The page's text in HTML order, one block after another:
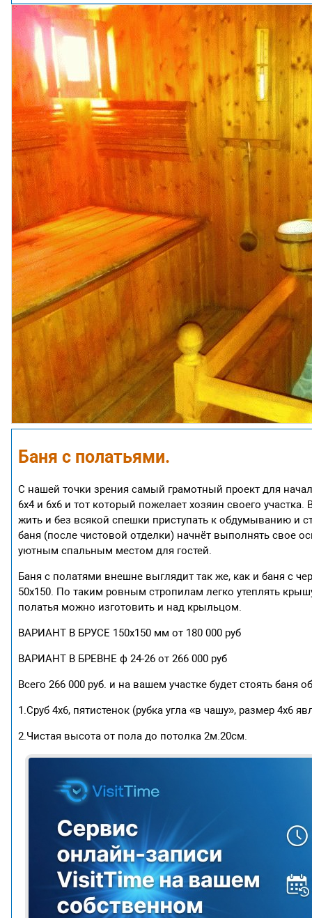
Баня с полатьями.
С нашей точки зрения самый грамотный проект для
6х4 и 6х6 и тот который пожелает хозяин своего
жить и без всякой спешки приступать к обдумыванию и
баня (после чистовой отделки) начнёт выполнять свое
уютным спальным местом для гостей.
Баня с полатями внешне выглядит так же, как и баня с
50х150. По таким ровным стропилам легко утеплять
полатья можно изготовить и над крыльцом.
ВАРИАНТ В БРУСЕ 150х150 мм от 180 000 руб
ВАРИАНТ В БРЕВНЕ ф 24-26 от 266 000 руб
Всего 266 000 руб. и на вашем участке будет стоять баня
1.Сруб 4х6, пятистенок (рубка угла «в чашу», размер 4х6
2.Чистая высота от пола до потолка 2м.20см.